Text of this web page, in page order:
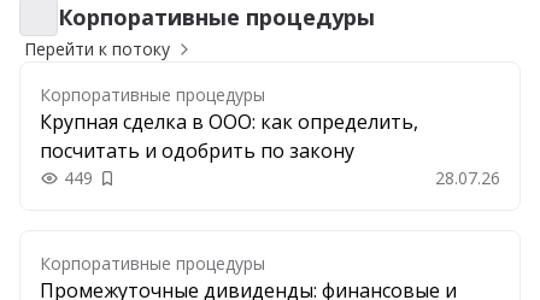
Корпоративные процедуры
Корпоративные процедуры
Перейти к потоку
Корпоративные процедуры
Крупная сделка в ООО: как определить,
посчитать и одобрить по закону
449 Добавить в закладки 28.07.26
Корпоративные процедуры
Промежуточные дивиденды: финансовые и